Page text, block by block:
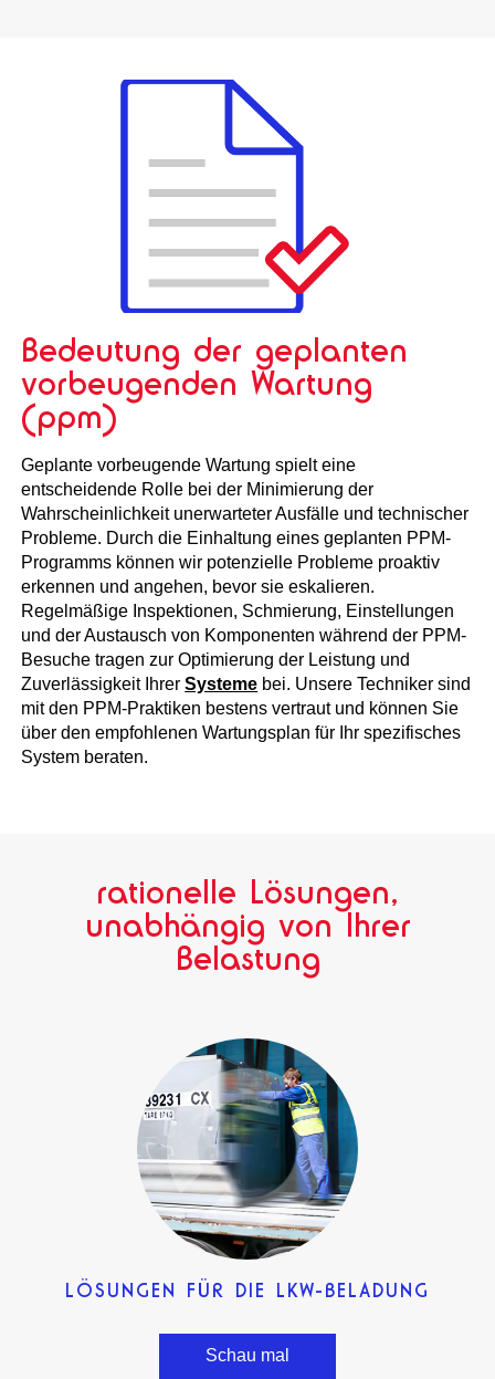
Bedeutung der geplanten
vorbeugenden Wartung
(ppm)
Geplante vorbeugende Wartung spielt eine
entscheidende Rolle bei der Minimierung der
Wahrscheinlichkeit unerwarteter Ausfälle und technischer
Probleme. Durch die Einhaltung eines geplanten PPM-
Programms können wir potenzielle Probleme proaktiv
erkennen und angehen, bevor sie eskalieren.
Regelmäßige Inspektionen, Schmierung, Einstellungen
und der Austausch von Komponenten während der PPM-
Besuche tragen zur Optimierung der Leistung und
Zuverlässigkeit IhrerSysteme bei. Unsere Techniker sind
mit den PPM-Praktiken bestens vertraut und können Sie
über den empfohlenen Wartungsplan für Ihr spezifisches
System beraten.
rationelle Lösungen,
unabhängig von Ihrer
Belastung
LÖSUNGEN FÜR DIE LKW-BELADUNG
Schau mal